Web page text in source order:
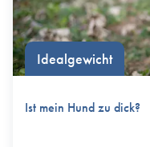
Idealgewicht
Ist mein Hund zu dick?